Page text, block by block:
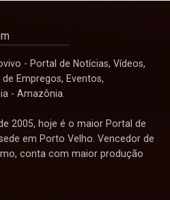
- Portal de Notícias, Vídeos,
Empregos, Eventos,
- Amazônia.
2005, hoje é o maior Portal de
em Porto Velho. Vencedor de
conta com maior produção